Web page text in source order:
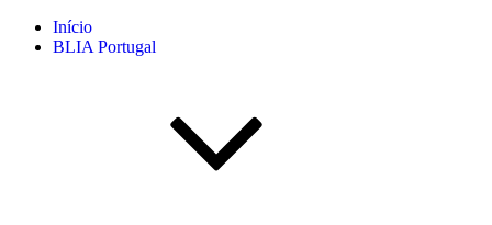
Início
BLIA Portugal